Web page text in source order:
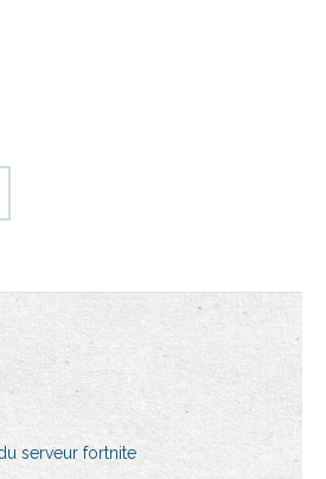
serveur fortnite